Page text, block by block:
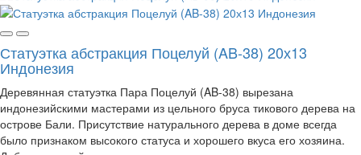
Статуэтка абстракция Поцелуй (AB-38) 20х13
Индонезия
Деревянная статуэтка Пара Поцелуй (AB-38) вырезана
индонезийскими мастерами из цельного бруса тикового дерева на
острове Бали. Присутствие натурального дерева в доме всегда
было признаком высокого статуса и хорошего вкуса его хозяина.